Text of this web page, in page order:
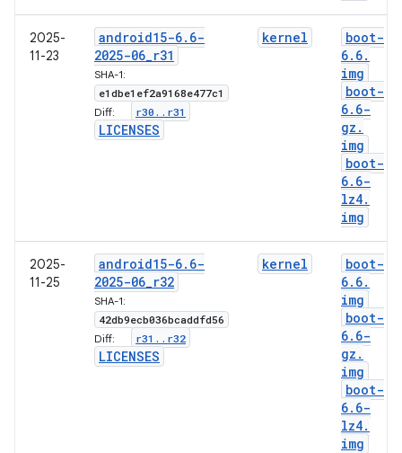
2025-
11-23
android15-6. 6-
2025-06_r31
SHA-1:
e1dbe1ef2a9168e477c1
Diff: r30 . . r31
LICENSES
kernel
boot-
6. 6.
img
boot-
6. 6-
gz .
img
boot-
6. 6-
lz4.
img
2025-
11-25
android15-6. 6-
2025-06_r32
SHA-1:
42db9ecb036bcaddfd56
Diff: r31 . . r32
LICENSES
kernel
boot-
6. 6.
img
boot-
6. 6-
gz .
img
boot-
6. 6-
lz4.
img